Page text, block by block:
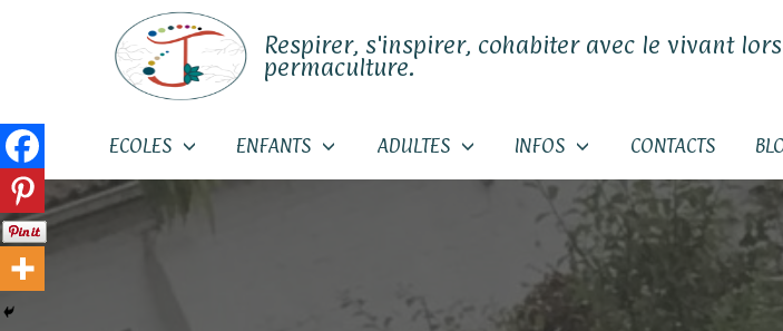
Skip
to
content
Respirer, s'inspirer, cohabiter avec le vivant
permaculture.
ECOLES ENFANTS ADULTES INFOS CONTACTS